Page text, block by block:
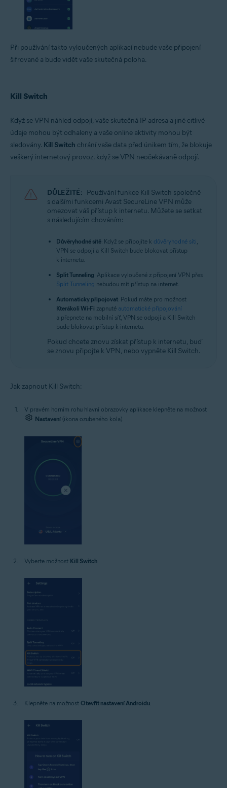
Při používání takto vyloučených aplikací nebude vaše připojení
šifrované a bude vidět vaše skutečná poloha.
Kill Switch
Když se VPN náhled odpojí, vaše skutečná IP adresa a jiné citlivé
údaje mohou být odhaleny a vaše online aktivity mohou být
sledovány. Kill Switch chrání vaše data před únikem tím, že blokuje
veškerý internetový provoz, když se VPN neočekávaně odpojí.
DŮLEŽITÉ: Používání funkce Kill Switch společně
s dalšími funkcemi Avast SecureLine VPN může
omezovat váš přístup k internetu. Můžete se setkat
s následujícím chováním:
Důvěryhodné sítě: Když se připojíte k důvěryhodné síti,
VPN se odpojí a Kill Switch bude blokovat přístup
k internetu.
Split Tunneling: Aplikace vyloučené z připojení VPN přes
Split Tunneling nebudou mít přístup na internet.
Automaticky připojovat: Pokud máte pro možnost
Kterákoli Wi-Fi zapnuté automatické připojování
a přepnete na mobilní síť, VPN se odpojí a Kill Switch
bude blokovat přístup k internetu.
Pokud chcete znovu získat přístup k internetu, buď
se znovu připojte k VPN, nebo vypněte Kill Switch.
Jak zapnout Kill Switch:
V pravém horním rohu hlavní obrazovky aplikace klepněte na možnost
Nastavení (ikona ozubeného kola).
Vyberte možnost Kill Switch
Klepněte na možnost Otevřít nastavení Androidu.